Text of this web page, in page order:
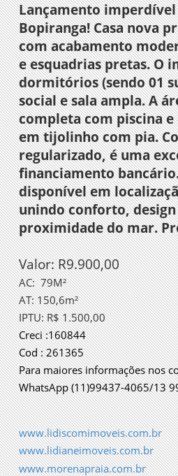
Lançamento imperdível
Bopiranga! Casa nova
com acabamento
e esquadrias pretas. O
dormitórios (sendo 01
social e sala ampla. A
completa com piscina
em tijolinho com pia.
regularizado, é uma
financiamento
disponível em
unindo conforto,
proximidade do mar.
Valor: R9.900,00
AC: 79M²
AT: 150,6m²
IPTU: R$ 1.500,00
Creci :160844
Cod : 261365
Para maiores informações nos
WhatsApp (11)99437-4065/13
www.lidiscomimoveis.com.br
www.lidianeimoveis.com.br
www.morenapraia.com.br